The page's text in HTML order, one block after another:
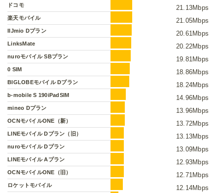
ドコモ 21.13Mbps
楽天モバイル 21.05Mbps
IIJmio Dプラン 20.61Mbps
LinksMate 20.22Mbps
nuroモバイル SBプラン 19.81Mbps
0 SIM 18.86Mbps
BIGLOBEモバイル Dプラン 18.24Mbps
b-mobile S 190iPadSIM 14.96Mbps
mineo Dプラン 13.96Mbps
OCNモバイルONE（新） 13.72Mbps
LINEモバイル Dプラン（旧） 13.13Mbps
nuroモバイル Dプラン 13.09Mbps
LINEモバイル Aプラン 12.93Mbps
OCNモバイルONE（旧） 12.71Mbps
ロケットモバイル 12.14Mbps